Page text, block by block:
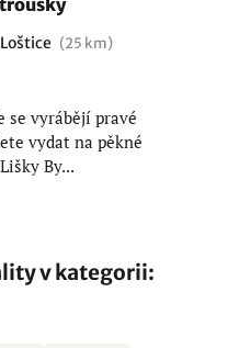
Loštice (25 km)
se vyrábějí pravé
vydat na pěkné
By...
v kategorii: